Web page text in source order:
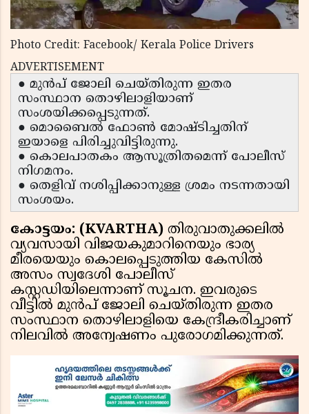
Photo Credit: Facebook/ Kerala Police Drivers
ADVERTISEMENT
● മുൻപ് ജോലി ചെയ്തിരുന്ന ഇതര
സംസ്ഥാന തൊഴിലാളിയാണ്
സംശയിക്കപ്പെടുന്നത്.
● മൊബൈൽ ഫോൺ മോഷ്ടിച്ചതിന്
ഇയാളെ പിരിച്ചുവിട്ടിരുന്നു.
● കൊലപാതകം ആസൂത്രിതമെന്ന് പോലീസ്
നിഗമനം.
● തെളിവ് നശിപ്പിക്കാനുള്ള ശ്രമം നടന്നതായി
സംശയം.
കോട്ടയം: (KVARTHA) തിരുവാതുക്കലിൽ
വ്യവസായി വിജയകുമാറിനെയും ഭാര്യ
മീരയെയും കൊലപ്പെടുത്തിയ കേസിൽ
അസം സ്വദേശി പോലീസ്
കസ്റ്റഡിയിലെന്നാണ് സൂചന. ഇവരുടെ
വീട്ടിൽ മുൻപ് ജോലി ചെയ്തിരുന്ന ഇതര
സംസ്ഥാന തൊഴിലാളിയെ കേന്ദ്രീകരിച്ചാണ്
നിലവിൽ അന്വേഷണം പുരോഗമിക്കുന്നത്.